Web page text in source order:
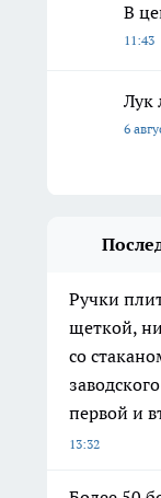
В
11:43
Лук
6
Ручки
щеткой,
со
первой и
13:32